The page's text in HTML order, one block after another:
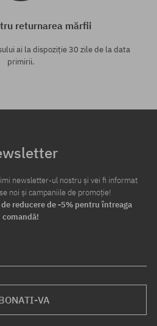
returnarea mărfii
ai la dispoziție 30 zile de la data
primirii.
newsletter-ul nostru și vei fi informat
noi și campaniile de promoție!
reducere de -5% pentru întreaga
comandă!
VA